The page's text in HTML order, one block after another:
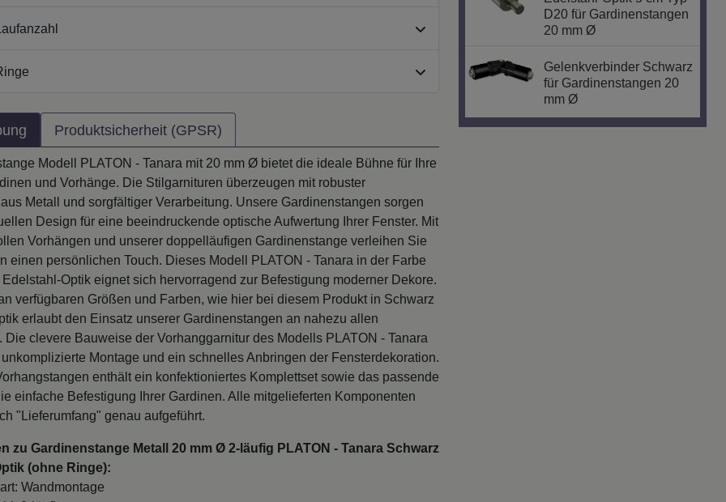
Produktsicherheit (GPSR)
Modell PLATON - Tanara mit 20 mm Ø bietet die ideale Bühne für Ihre
und Vorhänge. Die Stilgarnituren überzeugen mit robuster
Metall und sorgfältiger Verarbeitung. Unsere Gardinenstangen sorgen
Design für eine beeindruckende optische Aufwertung Ihrer Fenster. Mit
Vorhängen und unserer doppelläufigen Gardinenstange verleihen Sie
einen persönlichen Touch. Dieses Modell PLATON - Tanara in der Farbe
Optik eignet sich hervorragend zur Befestigung moderner Dekore.
verfügbaren Größen und Farben, wie hier bei diesem Produkt in Schwarz
erlaubt den Einsatz unserer Gardinenstangen an nahezu allen
Die clevere Bauweise der Vorhanggarnitur des Modells PLATON - Tanara
Montage und ein schnelles Anbringen der Fensterdekoration.
enthält ein konfektioniertes Komplettset sowie das passende
einfache Befestigung Ihrer Gardinen. Alle mitgelieferten Komponenten
"Lieferumfang" genau aufgeführt.
zu Gardinenstange Metall 20 mm Ø 2-läufig PLATON - Tanara Schwarz
(ohne Ringe):
Wandmontage
D20 für Gardinenstangen
20 mm Ø
Gelenkverbinder Schwarz
für Gardinenstangen 20
mm Ø